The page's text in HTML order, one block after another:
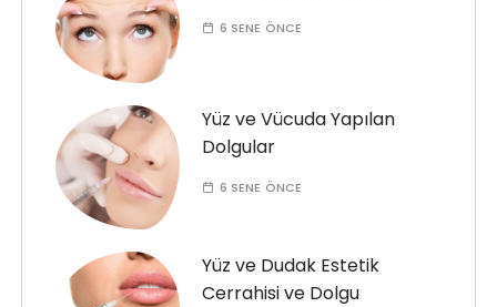
6 SENE ÖNCE
Yüz ve Vücuda Yapılan
Dolgular
6 SENE ÖNCE
Yüz ve Dudak Estetik
Cerrahisi ve Dolgu